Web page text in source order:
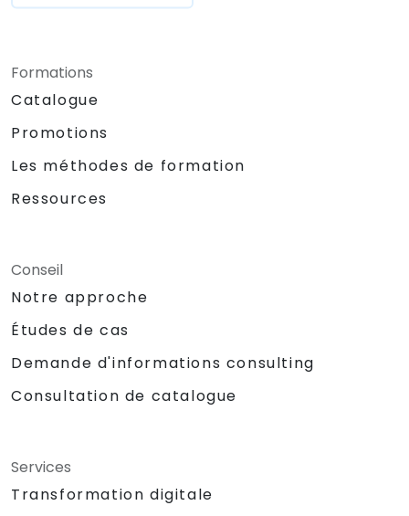
Formations
Catalogue
Promotions
Les méthodes de formation
Ressources
Conseil
Notre approche
Études de cas
Demande d'informations consulting
Consultation de catalogue
Services
Transformation digitale